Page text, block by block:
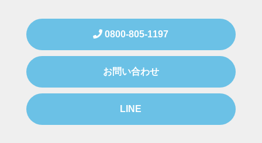
0800-805-1197
お問い合わせ
LINE